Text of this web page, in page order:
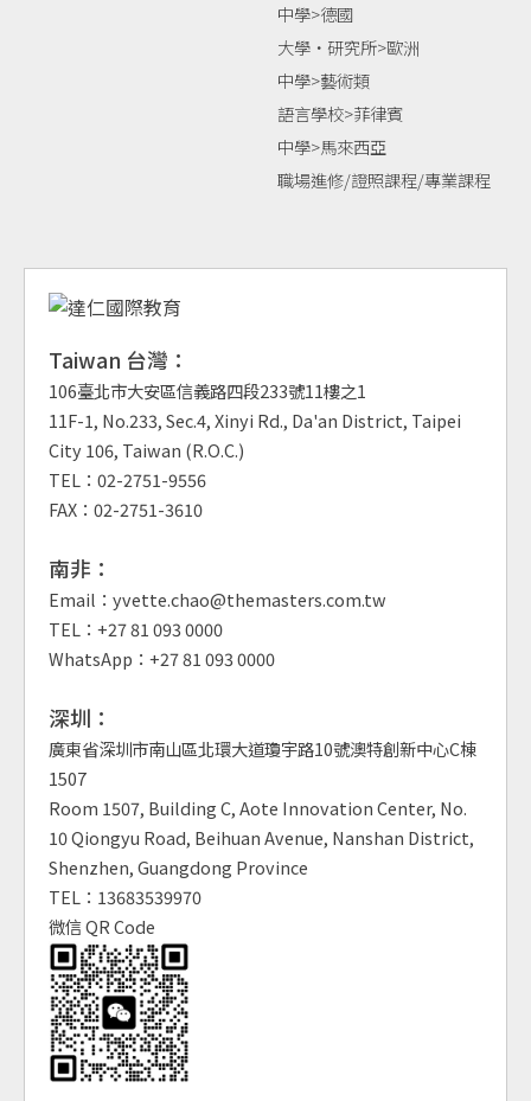
中學>德國
大學‧研究所>歐洲
中學>藝術類
語言學校>菲律賓
中學>馬來西亞
職場進修/證照課程/專業課程
Taiwan 台灣：
106臺北市大安區信義路四段233號11樓之1
11F-1, No.233, Sec.4, Xinyi Rd., Da'an District, Taipei
City 106, Taiwan (R.O.C.)
TEL：02-2751-9556
FAX：02-2751-3610
南非：
Email：yvette.chao@themasters.com.tw
TEL：+27 81 093 0000
WhatsApp：+27 81 093 0000
深圳：
廣東省深圳市南山區北環大道瓊宇路10號澳特創新中心C棟
1507
Room 1507, Building C, Aote Innovation Center, No.
10 Qiongyu Road, Beihuan Avenue, Nanshan District,
Shenzhen, Guangdong Province
TEL：13683539970
微信 QR Code